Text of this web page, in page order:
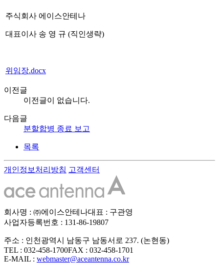
주식회사 에이스안테나
대표이사 송 영 규 (직인생략)
위임장.docx
이전글
이전글이 없습니다.
다음글
분할합병 종료 보고
목록
개인정보처리방침 고객센터
회사명 : ㈜에이스안테나대표 : 구관영
사업자등록번호 : 131-86-19807
주소 : 인천광역시 남동구 남동서로 237. (논현동)
TEL : 032-458-1700FAX : 032-458-1701
E-MAIL : webmaster@aceantenna.co.kr